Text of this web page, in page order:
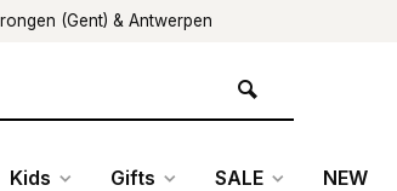
(Gent) & Antwerpen
Kids Gifts SALE NEW